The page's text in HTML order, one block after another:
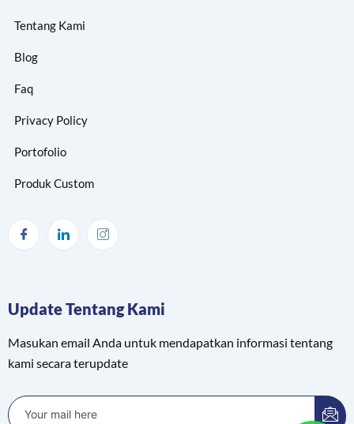
Tentang Kami
Blog
Faq
Privacy Policy
Portofolio
Produk Custom
Update Tentang Kami
Masukan email Anda untuk mendapatkan informasi tentang
kami secara terupdate